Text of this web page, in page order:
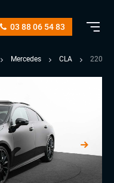
03 88 06 54 83
Mercedes CLA 220